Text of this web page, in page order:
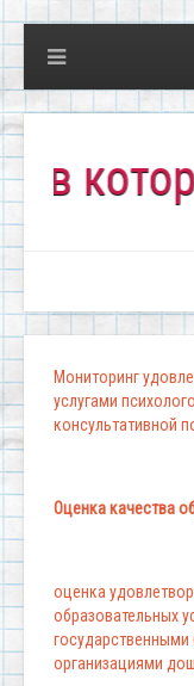
Мониторинг
услугами
консультативной
Оценка качества
оценка
образовательных
организациями